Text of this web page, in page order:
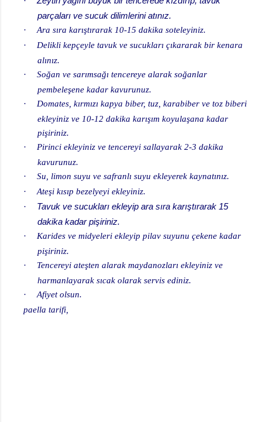
parçaları ve sucuk dilimlerini atınız.
·
Ara sıra karıştırarak 10-15 dakika soteleyiniz.
·
Delikli kepçeyle tavuk ve sucukları çıkararak bir kenara
alınız.
·
Soğan ve sarımsağı tencereye alarak soğanlar
pembeleşene kadar kavurunuz.
·
Domates, kırmızı kapya biber, tuz, karabiber ve toz biberi
ekleyiniz ve 10-12 dakika karışım koyulaşana kadar
pişiriniz.
·
Pirinci ekleyiniz ve tencereyi sallayarak 2-3 dakika
kavurunuz.
·
Su, limon suyu ve safranlı suyu ekleyerek kaynatınız.
·
Ateşi kısıp bezelyeyi ekleyiniz.
·
Tavuk ve sucukları ekleyip ara sıra karıştırarak 15
dakika kadar pişiriniz.
·
Karides ve midyeleri ekleyip pilav suyunu çekene kadar
pişiriniz.
·
Tencereyi ateşten alarak maydanozları ekleyiniz ve
harmanlayarak sıcak olarak servis ediniz.
·
Afiyet olsun.
paella tarifi,